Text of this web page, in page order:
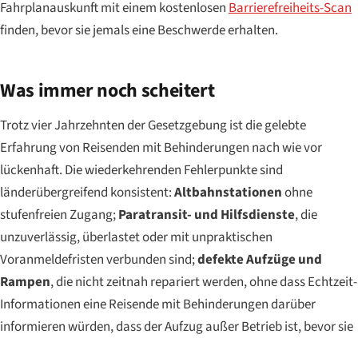
Fahrplanauskunft mit einem kostenlosenBarrierefreiheits-Scan
finden, bevor sie jemals eine Beschwerde erhalten.
Was immer noch scheitert
Trotz vier Jahrzehnten der Gesetzgebung ist die gelebte
Erfahrung von Reisenden mit Behinderungen nach wie vor
lückenhaft. Die wiederkehrenden Fehlerpunkte sind
länderübergreifend konsistent:Altbahnstationenohne
stufenfreien Zugang;Paratransit- und Hilfsdienste, die
unzuverlässig, überlastet oder mit unpraktischen
Voranmeldefristen verbunden sind;defekte Aufzüge und
Rampen, die nicht zeitnah repariert werden, ohne dass Echtzeit-
Informationen eine Reisende mit Behinderungen darüber
informieren würden, dass der Aufzug außer Betrieb ist, bevor sie